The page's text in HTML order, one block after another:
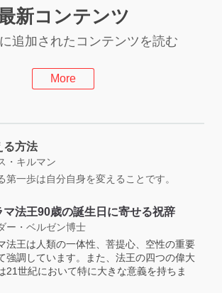
新コンテンツ
追加されたコンテンツを読む
More
る方法
・キルマン
第一歩は自分自身を変えることです。
マ法王90歳の誕生日に寄せる祝辞
ー・ベルゼン博士
法王は人類の一体性、菩提心、空性の重要
強調しています。また、法王の四つの偉大
21世紀において特に大きな意義を持ちま